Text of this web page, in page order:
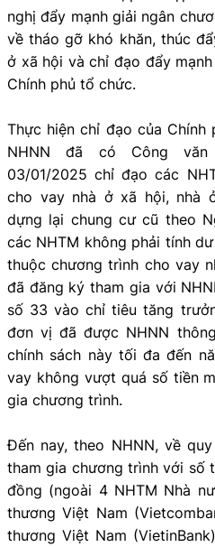
nghị đẩy mạnh giải ngân
về tháo gỡ khó khăn, thúc
ở xã hội và chỉ đạo đẩy
Chính phủ tổ chức.
Thực hiện chỉ đạo của Chính
NHNN đã có Công văn
03/01/2025 chỉ đạo các
cho vay nhà ở xã hội, nhà
dựng lại chung cư cũ theo
các NHTM không phải tính
thuộc chương trình cho vay
đã đăng ký tham gia với
số 33 vào chỉ tiêu tăng
đơn vị đã được NHNN
chính sách này tối đa đến
vay không vượt quá số tiền
gia chương trình.
Đến nay, theo NHNN, về
tham gia chương trình với số
đồng (ngoài 4 NHTM Nhà
thương Việt Nam
thương Việt Nam